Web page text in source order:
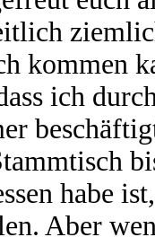
kommen
ich
habe
Aber